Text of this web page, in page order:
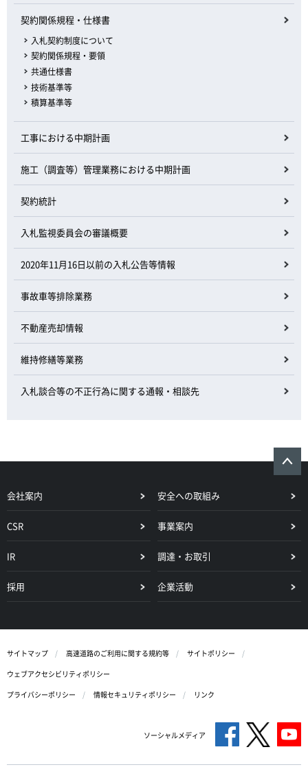
契約関係規程・仕様書
入札契約制度について
契約関係規程・要領
共通仕様書
技術基準等
積算基準等
工事における中期計画
施工（調査等）管理業務における中期計画
契約統計
入札監視委員会の審議概要
2020年11月16日以前の入札公告等情報
事故車等排除業務
不動産売却情報
維持修繕等業務
入札談合等の不正行為に関する通報・相談先
会社案内 安全への取組み
CSR 事業案内
IR 調達・お取引
採用 企業活動
サイトマップ 高速道路のご利用に関する規約等
サイトポリシー
ウェブアクセシビリティポリシー
プライバシーポリシー
情報セキュリティポリシー リンク
ソーシャルメディア